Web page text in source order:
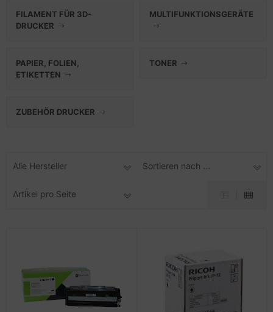
FILAMENT FÜR 3D-
DRUCKER
MULTIFUNKTIONSGERÄTE
PAPIER, FOLIEN,
ETIKETTEN
TONER
ZUBEHÖR DRUCKER
Alle Hersteller Sortieren nach ...
Artikel pro Seite